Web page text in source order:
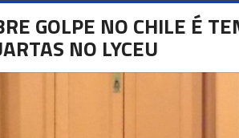
GOLPE NO CHILE É
NO LYCEU